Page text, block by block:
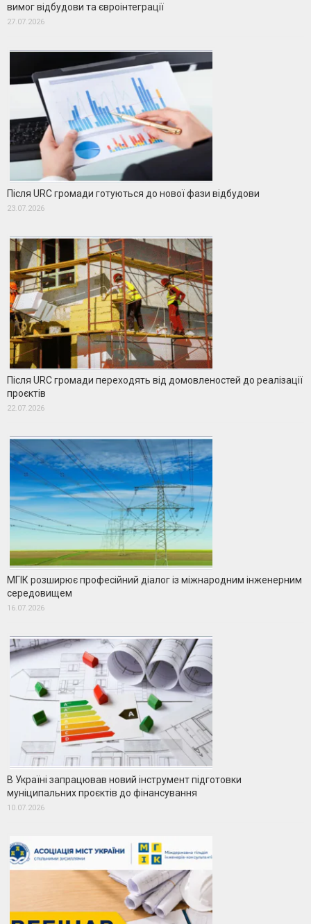
вимог відбудови та євроінтеграції
27.07.2026
Після URC громади готуються до нової фази відбудови
23.07.2026
Після URC громади переходять від домовленостей до реалізації
проєктів
22.07.2026
МГІК розширює професійний діалог із міжнародним інженерним
середовищем
16.07.2026
В Україні запрацював новий інструмент підготовки
муніципальних проєктів до фінансування
10.07.2026